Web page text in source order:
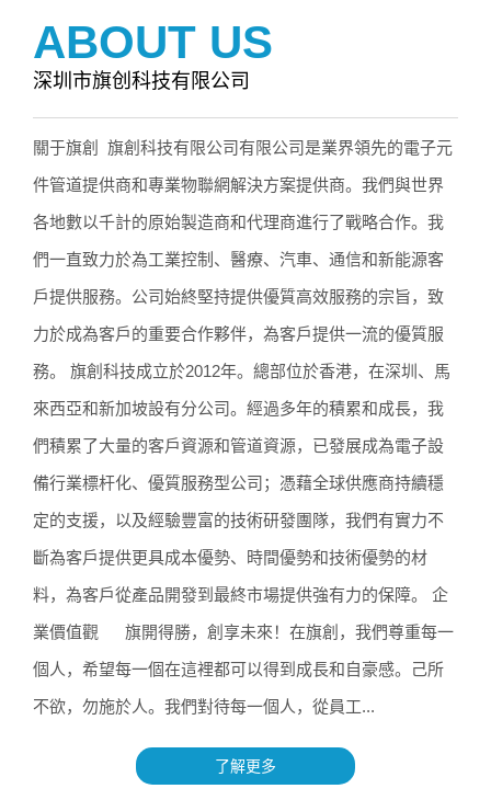
ABOUT US
深圳市旗创科技有限公司
關于旗創 旗創科技有限公司有限公司是業界領先的電子元
件管道提供商和專業物聯網解決方案提供商。我們與世界
各地數以千計的原始製造商和代理商進行了戰略合作。我
們一直致力於為工業控制、醫療、汽車、通信和新能源客
戶提供服務。公司始終堅持提供優質高效服務的宗旨，致
力於成為客戶的重要合作夥伴，為客戶提供一流的優質服
務。 旗創科技成立於2012年。總部位於香港，在深圳、馬
來西亞和新加坡設有分公司。經過多年的積累和成長，我
們積累了大量的客戶資源和管道資源，已發展成為電子設
備行業標杆化、優質服務型公司；憑藉全球供應商持續穩
定的支援，以及經驗豐富的技術研發團隊，我們有實力不
斷為客戶提供更具成本優勢、時間優勢和技術優勢的材
料，為客戶從產品開發到最終市場提供強有力的保障。 企
業價值觀 旗開得勝，創享未來！在旗創，我們尊重每一
個人，希望每一個在這裡都可以得到成長和自豪感。己所
不欲，勿施於人。我們對待每一個人，從員工...
了解更多